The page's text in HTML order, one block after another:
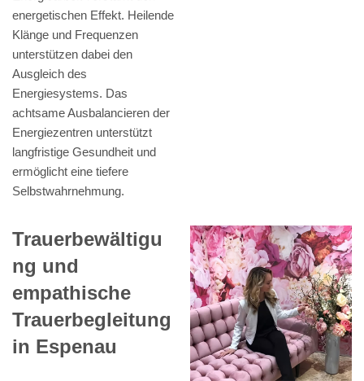
energetischen Effekt. Heilende
Klänge und Frequenzen
unterstützen dabei den
Ausgleich des
Energiesystems. Das
achtsame Ausbalancieren der
Energiezentren unterstützt
langfristige Gesundheit und
ermöglicht eine tiefere
Selbstwahrnehmung.
Trauerbewältigu
ng und
empathische
Trauerbegleitung
in Espenau